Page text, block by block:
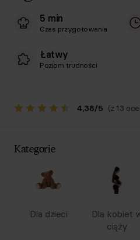
5 min
Czas przygotowania
Łatwy
Poziom trudności
4,38/5 (z 13
Kategorie
Dla dzieci
Dla kobiet
ciąży